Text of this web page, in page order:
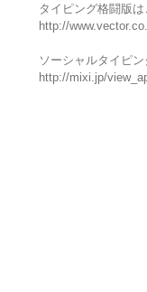
タイピング格闘版は
http://
ソーシャルタイピ
http://mixi.jp/